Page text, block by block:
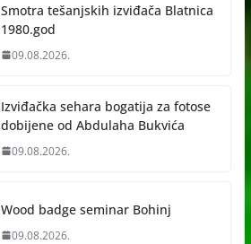
Smotra tešanjskih izviđača Blatnica
1980.god
09.08.2026.
Izviđačka sehara bogatija za fotose
dobijene od Abdulaha Bukvića
09.08.2026.
Wood badge seminar Bohinj
09.08.2026.